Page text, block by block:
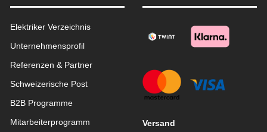
Elektriker Verzeichnis
Unternehmensprofil
Referenzen & Partner
Schweizerische Post
B2B Programme
Mitarbeiterprogramm
Versand